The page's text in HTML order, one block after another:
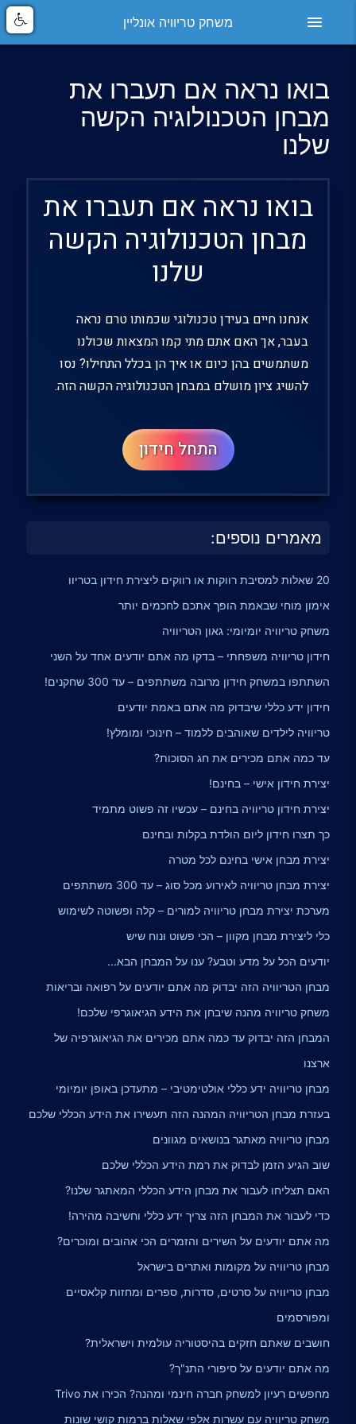
menu משחק טריוויה אונליין
בואו נראה אם תעברו את
מבחן הטכנולוגיה הקשה
שלנו
מאמרים נוספים:
20 שאלות למסיבת רווקות או רווקים ליצירת חידון בטריוו
אימון מוחי שבאמת הופך אתכם לחכמים יותר
משחק טריוויה יומיומי: גאון הטריוויה
חידון טריוויה משפחתי – בדקו מה אתם יודעים אחד על השני
השתתפו במשחק חידון מרובה משתתפים – עד 300 שחקנים!
חידון ידע כללי שיבדוק מה אתם באמת יודעים
טריוויה לילדים שאוהבים ללמוד – חינוכי ומומלץ!
עד כמה אתם מכירים את חג הסוכות?
יצירת חידון אישי – בחינם!
יצירת חידון טריוויה בחינם – עכשיו זה פשוט מתמיד
כך תצרו חידון ליום הולדת בקלות ובחינם
יצירת מבחן אישי בחינם לכל מטרה
יצירת מבחן טריוויה לאירוע מכל סוג – עד 300 משתתפים
מערכת יצירת מבחן טריוויה למורים – קלה ופשוטה לשימוש
כלי ליצירת מבחן מקוון – הכי פשוט ונוח שיש
יודעים הכל על מדע וטבע? ענו על המבחן הבא...
מבחן הטריוויה הזה יבדוק מה אתם יודעים על רפואה ובריאות
משחק טריוויה מהנה שיבחן את הידע הגיאוגרפי שלכם!
המבחן הזה יבדוק עד כמה אתם מכירים את הגיאוגרפיה של
ארצנו
מבחן טריוויה ידע כללי אולטימטיבי – מתעדכן באופן יומיומי
בעזרת מבחן הטריוויה המהנה הזה תעשירו את הידע הכללי שלכם
מבחן טריוויה מאתגר בנושאים מגוונים
שוב הגיע הזמן לבדוק את רמת הידע הכללי שלכם
האם תצליחו לעבור את מבחן הידע הכללי המאתגר שלנו?
כדי לעבור את המבחן הזה צריך ידע כללי וחשיבה מהירה!
מה אתם יודעים על השירים והזמרים הכי אהובים ומוכרים?
מבחן טריוויה על מקומות ואתרים בישראל
מבחן טריוויה על סרטים, סדרות, ספרים ומחזות קלאסיים
ומפורסמים
חושבים שאתם חזקים בהיסטוריה עולמית וישראלית?
מה אתם יודעים על סיפורי התנ"ך?
מחפשים רעיון למשחק חברה חינמי ומהנה? הכירו את Trivo
משחק טריוויה עם עשרות אלפי שאלות ברמות קושי שונות